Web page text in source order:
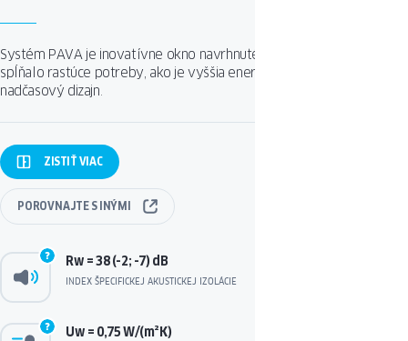
Systém PAVA je inovatívne okno navrhnuté s ohľadom na to, aby
spĺňalo rastúce potreby, ako je vyššia energetická efektívnosť a
nadčasový dizajn.
ZISTIŤ VIAC
POROVNAJTE S INÝMI
Rw = 38 (-2; -7) dB
INDEX ŠPECIFICKEJ AKUSTICKEJ IZOLÁCIE
Uw = 0,75 W/(m²K)